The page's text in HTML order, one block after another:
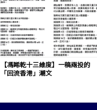
【馮睎乾十三維度】一稿兩投的
「回流香港」潮文